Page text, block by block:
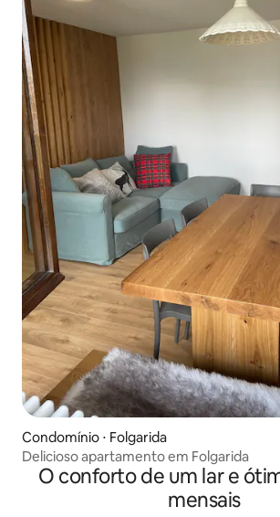
Condomínio ⋅ Folgarida
Delicioso apartamento em Folgarida
O conforto de um lar e
mensais